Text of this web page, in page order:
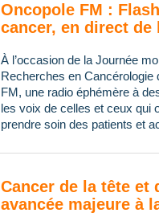
Oncopole FM :
cancer, en direct de
À l’occasion de la Journée
Recherches en Cancérologie
FM, une radio éphémère à
les voix de celles et ceux qui
prendre soin des patients et
Cancer de la tête et
avancée majeure à